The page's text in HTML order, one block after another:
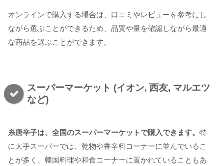
オンラインで購入する場合は、口コミやレビューを参考にし
ながら選ぶことができるため、品質や量を確認しながら最適
な商品を選ぶことができます。
スーパーマーケット (イオン, 西友, マルエツ
など)
糸唐辛子は、全国のスーパーマーケットで購入できます。 特
に大手スーパーでは、乾物や香辛料コーナーに並んでいるこ
とが多く、韓国料理や和食コーナーに置かれていることもあ